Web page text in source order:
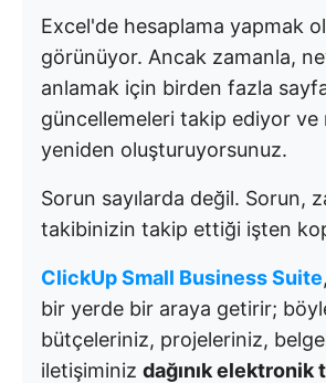
Excel'de hesaplama yapmak
görünüyor. Ancak zamanla,
anlamak için birden fazla
güncellemeleri takip ediyor ve
yeniden oluşturuyorsunuz.
Sorun sayılarda değil. Sorun,
takibinizin takip ettiği işten
ClickUp Small Business Suite
bir yerde bir araya getirir;
bütçeleriniz, projeleriniz,
iletişiminiz dağınık elektronik